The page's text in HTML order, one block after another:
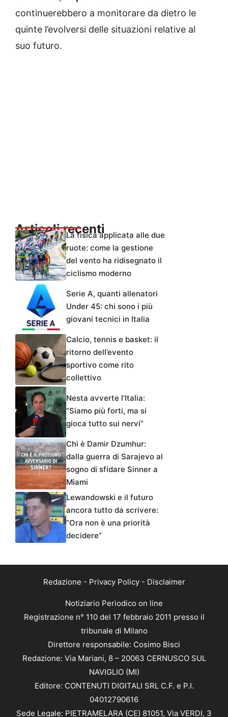
continuerebbero a monitorare da dietro le
quinte l’evolversi delle situazioni relative al
suo futuro.
Articoli recentiLa fisica applicata alle due
ruote: come la gestione
del vento ha ridisegnato il
ciclismo moderno
Serie A, quanti allenatori
Under 45: chi sono i più
giovani tecnici in Italia
Calcio, tennis e basket: il
ritorno dell’evento
sportivo come rito
collettivo
Nesta avverte l’Italia:
“Siamo più forti, ma si
gioca tutto sui nervi”
Chi è Damir Dzumhur:
dalla guerra di Sarajevo al
sogno di sfidare Sinner a
Miami
Lewandowski e il futuro
ancora tutto da scrivere:
“Ora non è una priorità
decidere”
Redazione - Privacy Policy- Disclaimer
Notiziario Periodico on line
Registrazione n° 110 del 17 febbraio 2011 presso il
tribunale di Milano
Direttore responsabile: Cosimo Bisci
Redazione: Via Mariani, 8 – 20063 CERNUSCO SUL
NAVIGLIO (MI)
Editore: CONTENUTI DIGITALI SRL C.F. e P.I.
04012790616
Sede Legale: PIETRAMELARA (CE) 81051, Via VERDI, 3